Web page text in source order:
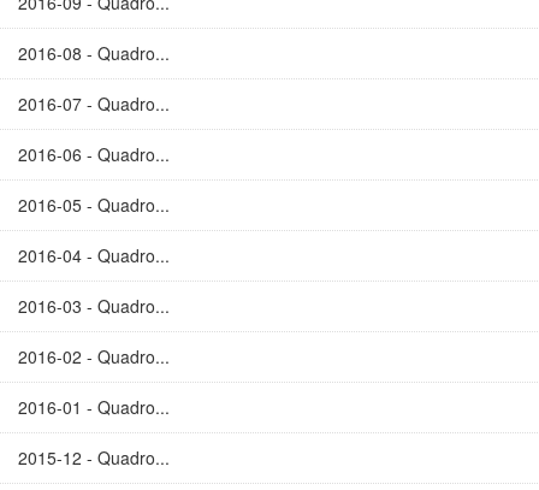
2016-08 - Quadro...
2016-07 - Quadro...
2016-06 - Quadro...
2016-05 - Quadro...
2016-04 - Quadro...
2016-03 - Quadro...
2016-02 - Quadro...
2016-01 - Quadro...
2015-12 - Quadro...